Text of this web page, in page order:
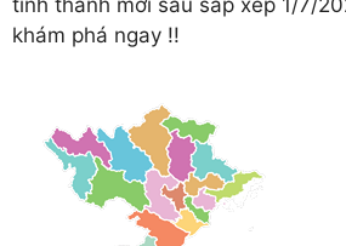
khám phá ngay !!